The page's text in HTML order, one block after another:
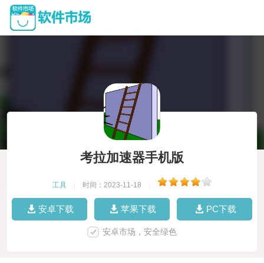
考拉加速器手机版
工具 时间：2023-11-18
安卓下载 苹果下载 PC下载
安卓市场，安全绿色